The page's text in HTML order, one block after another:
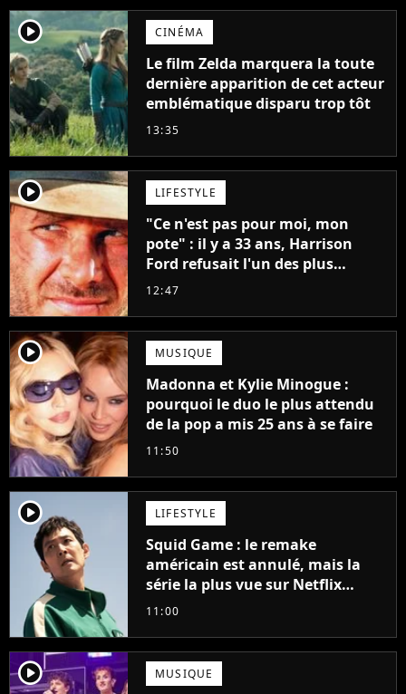
player2 CINÉMA
Le film Zelda marquera la toute
dernière apparition de cet acteur
emblématique disparu trop tôt
13:35
player2 LIFESTYLE
"Ce n'est pas pour moi, mon
pote" : il y a 33 ans, Harrison
Ford refusait l'un des plus
grands succès de tous les temps
12:47
player2 MUSIQUE
Madonna et Kylie Minogue :
pourquoi le duo le plus attendu
de la pop a mis 25 ans à se faire
11:50
player2 LIFESTYLE
Squid Game : le remake
américain est annulé, mais la
série la plus vue sur Netflix
pourrait avoir une version
11:00
player2 MUSIQUE